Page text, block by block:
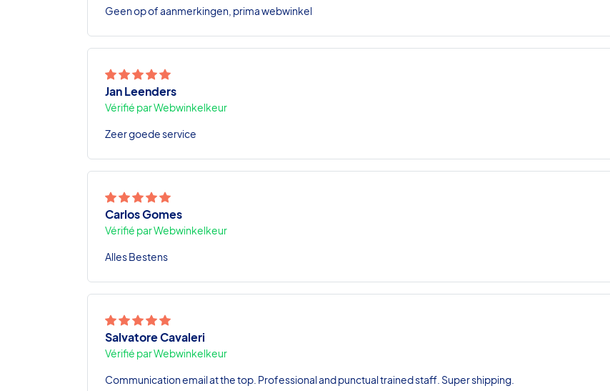
Geen op of aanmerkingen, prima webwinkel
Jan Leenders
Vérifié par Webwinkelkeur
Zeer goede service
Carlos Gomes
Vérifié par Webwinkelkeur
Alles Bestens
Salvatore Cavaleri
Vérifié par Webwinkelkeur
Communication email at the top. Professional and punctual trained staff. Super shipping.